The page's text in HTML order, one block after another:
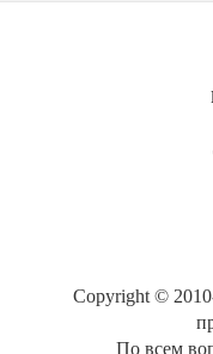
Copyright ©
По всем